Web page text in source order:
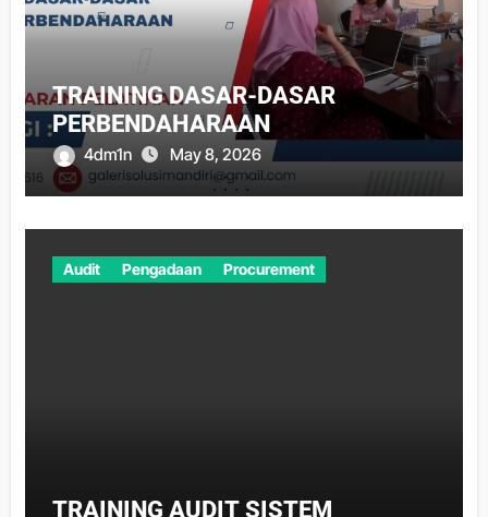
TRAINING DASAR-DASAR
PERBENDAHARAAN
4dm1n May 8, 2026
Audit Pengadaan Procurement
TRAINING AUDIT SISTEM